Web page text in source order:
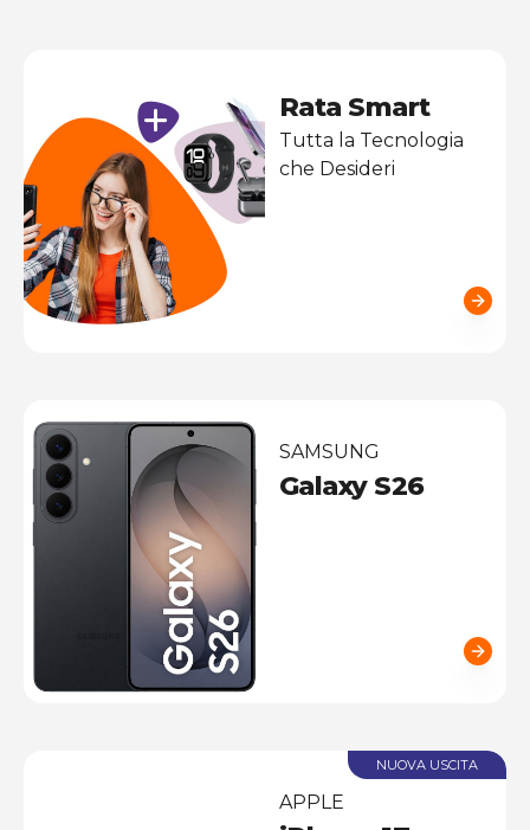
Rata Smart
Tutta la Tecnologia
che Desideri
SAMSUNG
Galaxy S26
NUOVA USCITA
APPLE